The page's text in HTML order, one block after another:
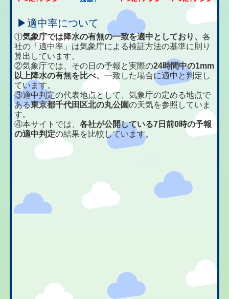
▶適中率について
①気象庁では降水の有無の一致を適中としており、各
社の「適中率」は気象庁による検証方法の基準に則り
算出しています。
②気象庁では、その日の予報と実際の24時間中の1mm
以上降水の有無を比べ、一致した場合に適中と判定し
ています。
③適中判定の代表地点として、気象庁の定める地点で
ある東京都千代田区北の丸公園の天気を参照していま
す。
④本サイトでは、各社が公開している7日前0時の予報
の適中判定の結果を比較しています。